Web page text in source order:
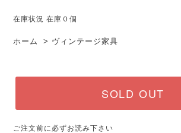
在庫状況 在庫０個
ホーム > ヴィンテージ家具
SOLD OUT
ご注文前に必ずお読み下さい